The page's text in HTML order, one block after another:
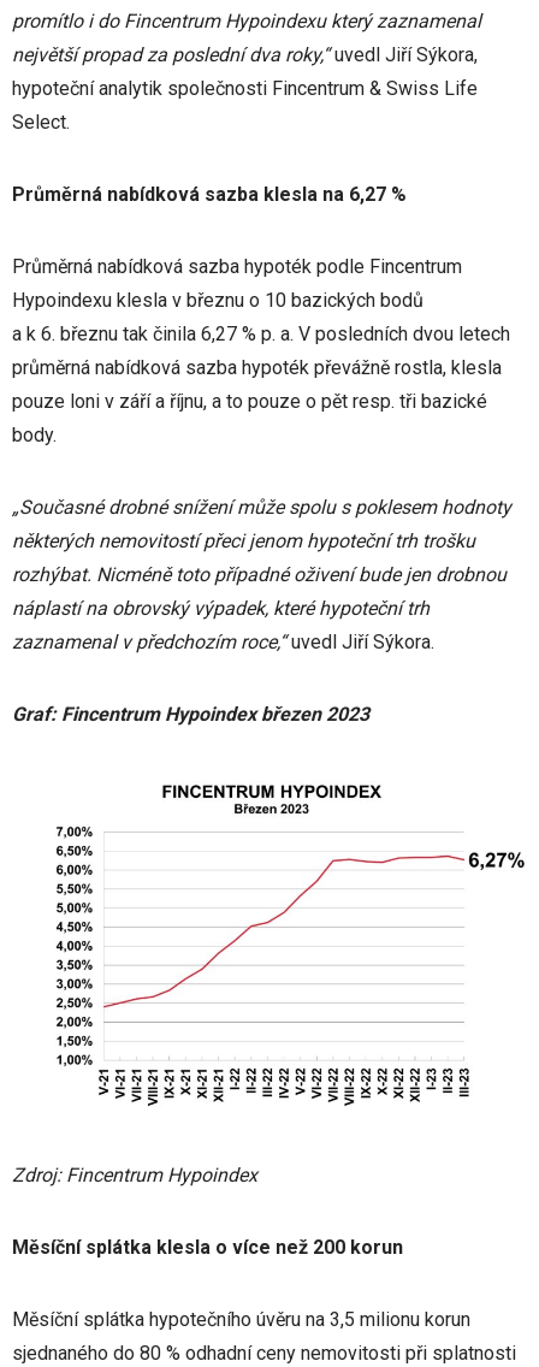
promítlo i do Fincentrum Hypoindexu který zaznamenal
největší propad za poslední dva roky,“uvedl Jiří Sýkora,
hypoteční analytik společnosti Fincentrum & Swiss Life
Select.
Průměrná nabídková sazba klesla na 6,27 %
Průměrná nabídková sazba hypoték podle Fincentrum
Hypoindexu klesla v březnu o 10 bazických bodů
a k 6. březnu tak činila 6,27 % p. a. V posledních dvou letech
průměrná nabídková sazba hypoték převážně rostla, klesla
pouze loni v září a říjnu, a to pouze o pět resp. tři bazické
body.
„Současné drobné snížení může spolu s poklesem hodnoty
některých nemovitostí přeci jenom hypoteční trh trošku
rozhýbat. Nicméně toto případné oživení bude jen drobnou
náplastí na obrovský výpadek, které hypoteční trh
zaznamenal v předchozím roce,“uvedl Jiří Sýkora.
Graf: Fincentrum Hypoindex březen 2023
Zdroj: Fincentrum Hypoindex
Měsíční splátka klesla o více než 200 korun
Měsíční splátka hypotečního úvěru na 3,5 milionu korun
sjednaného do 80 % odhadní ceny nemovitosti při splatnosti